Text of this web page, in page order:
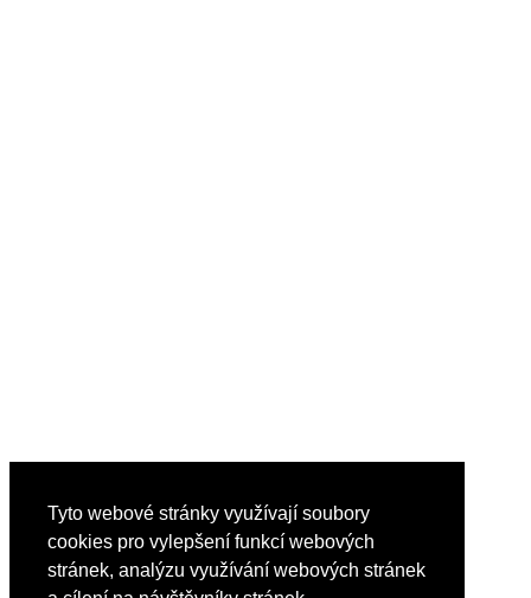
Tyto webové stránky využívají soubory
cookies pro vylepšení funkcí webových
stránek, analýzu využívání webových stránek